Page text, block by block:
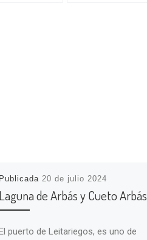
Publicada 20 de julio 2024
Laguna de Arbás y Cueto Arbás
El puerto de Leitariegos, es uno de